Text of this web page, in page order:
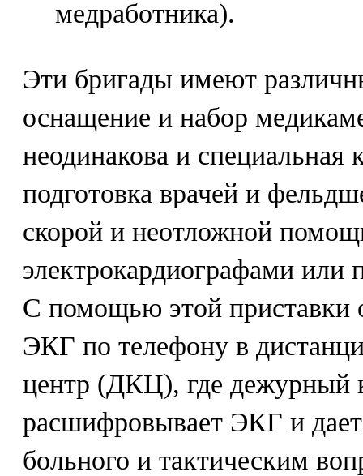
медработника).
Эти бригады имеют
оснащение и набор
неодинакова и специальная
подготовка врачей и
скорой и неотложной
электрокардиографами
С помощью этой приставки
ЭКГ по телефону в
центр (ДКЦ), где дежурный
расшифровывает ЭКГ и
больного и тактическим